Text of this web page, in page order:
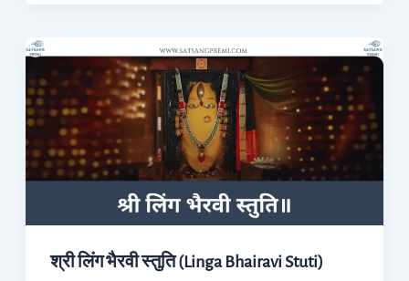
श्री लिंग भैरवी स्तुति (Linga Bhairavi Stuti)
भैरवी
स्तुति
(Linga
Bhairavi